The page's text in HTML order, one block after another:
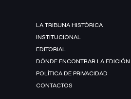
LA TRIBUNA HISTÓRICA
INSTITUCIONAL
EDITORIAL
DÓNDE ENCONTRAR LA EDICIÓN
POLÍTICA DE PRIVACIDAD
CONTACTOS